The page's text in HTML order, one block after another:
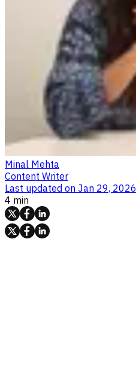
Minal Mehta
Content Writer
Last updated on Jan 29, 2026
4 min